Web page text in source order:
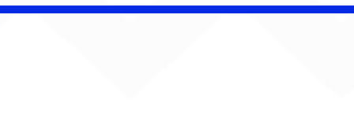
reúne multidão e